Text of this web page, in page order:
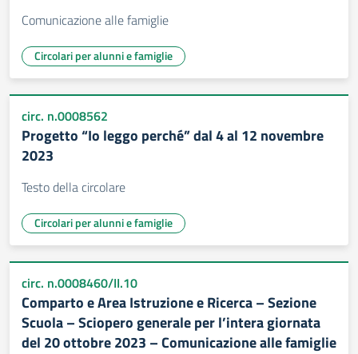
Comunicazione alle famiglie
Circolari per alunni e famiglie
circ. n.0008562
Progetto “Io leggo perché” dal 4 al 12 novembre
2023
Testo della circolare
Circolari per alunni e famiglie
circ. n.0008460/II.10
Comparto e Area Istruzione e Ricerca – Sezione
Scuola – Sciopero generale per l’intera giornata
del 20 ottobre 2023 – Comunicazione alle famiglie